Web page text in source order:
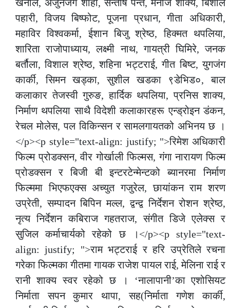
खनाल, अर्जुनजंग शाही, सन्तोष पन्त, मनोज शाक्य, बिशाल
पहारी, विजय बिष्फोट, पूजना प्रधान, गीता अधिकारी,
महाविर विश्वकर्मा, ईशान बिजु श्रेष्ठ, हिक्मत थपलिया,
शारिता राजोपाध्याय, लक्ष्मी नाथ, गायत्री घिमिरे, जनक
बर्तौला, विशाल श्रेष्ठ, शहिना भट्टराई, गीत बिष्ट, युगजंग
कार्की, सिमन खड्का, सुशील खडका ९डेभिड०, बाल
कलाकार तेजस्वी गुरुङ, हार्दिक थपलिया, प्रनिस शाक्य,
निर्माण थपलिया साथै विदेशी कलाकारहरू एन्ड्रोइन डंकन,
रेचल मोलेस, पल विकिन्सन र सामलगायतको अभिनय छ ।
</p><p style="text-align: justify; ">रिमेश अधिकारी
फिल्म प्रोडक्सन, वीर गोर्खाली फिल्मस, गंगा नारायण फिल्म
प्रोडक्सन र बिजी बी इन्टरटेन्मेन्टको ब्यानरमा निर्माण
फिल्ममा भिएफएक्स अच्युत गजुरेल, छायांकन राम शरण
उप्रेती, सम्पादन बिपिन मल्ल, द्वन्द्व निर्देशन रोशन श्रेष्ठ,
नृत्य निर्देशन कबिराज गहतराज, संगीत डिजे एलेक्स र
सुजिल कर्माचार्यको रहेको छ ।</p><p style="text-
align: justify; ">राम भट्टराई र हरि उप्रेतिले रचना
गरेका फिल्मका गीतमा गायक राजेश पायल राई, मेलिना राई र
रानी शाक्य स्वर रहेको छ । ‘नालापानी’का एशोसियट
निर्माता सपन कुमार थापा, सह(निर्माता गणेश कार्की,